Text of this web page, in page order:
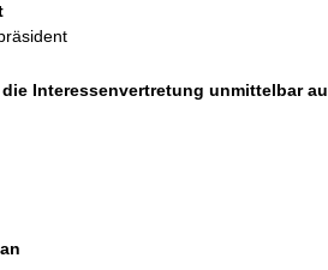
Interessenvertretung unmittelbar